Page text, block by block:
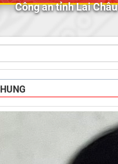
Công an tỉnh Lai Châu